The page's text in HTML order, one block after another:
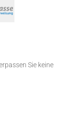
Sie keine